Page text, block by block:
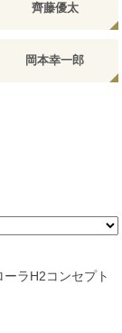
齊藤優太
岡本幸一郎
ーラH2コンセプト